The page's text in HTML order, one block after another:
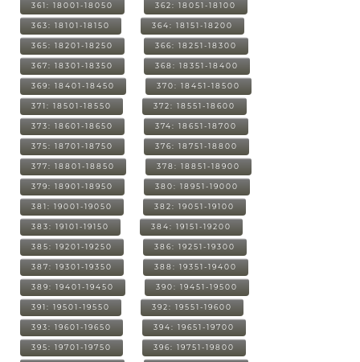
361: 18001-18050 362: 18051-18100
363: 18101-18150 364: 18151-18200
365: 18201-18250 366: 18251-18300
367: 18301-18350 368: 18351-18400
369: 18401-18450 370: 18451-18500
371: 18501-18550 372: 18551-18600
373: 18601-18650 374: 18651-18700
375: 18701-18750 376: 18751-18800
377: 18801-18850 378: 18851-18900
379: 18901-18950 380: 18951-19000
381: 19001-19050 382: 19051-19100
383: 19101-19150 384: 19151-19200
385: 19201-19250 386: 19251-19300
387: 19301-19350 388: 19351-19400
389: 19401-19450 390: 19451-19500
391: 19501-19550 392: 19551-19600
393: 19601-19650 394: 19651-19700
395: 19701-19750 396: 19751-19800